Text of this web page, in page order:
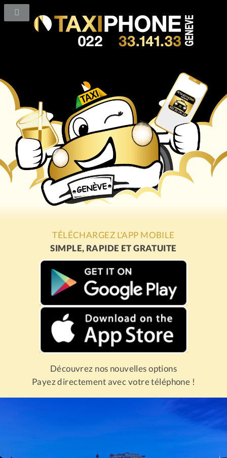
TÉLÉCHARGEZ L'APP MOBILE
SIMPLE, RAPIDE ET GRATUITE
Découvrez nos nouvelles options
Payez directement avec votre téléphone !